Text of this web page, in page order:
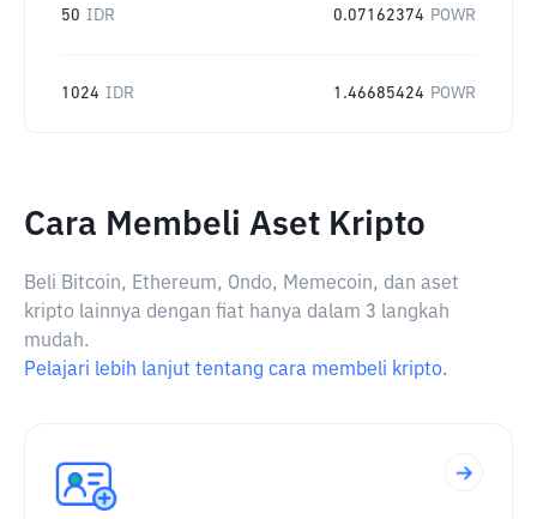
50 IDR 0.07162374 POWR
1024 IDR 1.46685424 POWR
Cara Membeli Aset Kripto
Beli Bitcoin, Ethereum, Ondo, Memecoin, dan aset
kripto lainnya dengan fiat hanya dalam 3 langkah
mudah.
Pelajari lebih lanjut tentang cara membeli kripto.